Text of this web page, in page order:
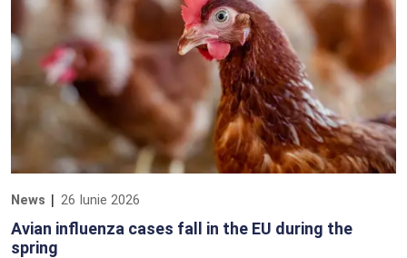
News 26 Iunie 2026
Avian influenza cases fall in the EU during the
spring